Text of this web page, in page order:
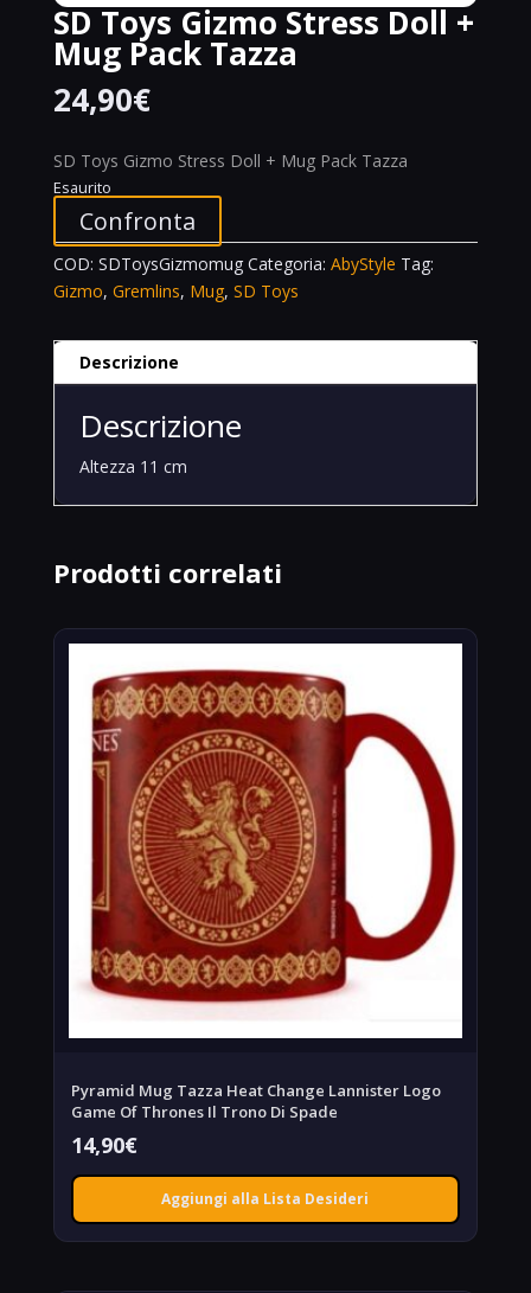
SD Toys Gizmo Stress Doll +
Mug Pack Tazza
24,90€
SD Toys Gizmo Stress Doll + Mug Pack Tazza
Esaurito
Confronta
COD: SDToysGizmomug Categoria: AbyStyle Tag:
Gizmo, Gremlins, Mug, SD Toys
Descrizione
Descrizione
Altezza 11 cm
Prodotti correlati
Pyramid Mug Tazza Heat Change Lannister Logo
Game Of Thrones Il Trono Di Spade
14,90€
Aggiungi alla Lista Desideri